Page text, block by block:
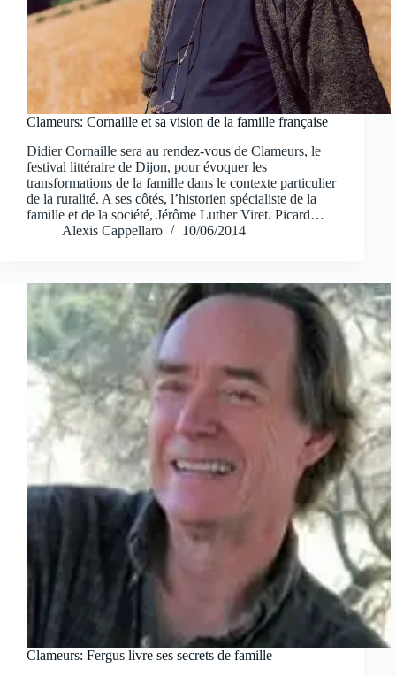
Clameurs: Cornaille et sa vision de la famille française
Didier Cornaille sera au rendez-vous de Clameurs, le
festival littéraire de Dijon, pour évoquer les
transformations de la famille dans le contexte particulier
de la ruralité. A ses côtés, l’historien spécialiste de la
famille et de la société, Jérôme Luther Viret. Picard…
Alexis Cappellaro
10/06/2014
Clameurs: Fergus livre ses secrets de famille